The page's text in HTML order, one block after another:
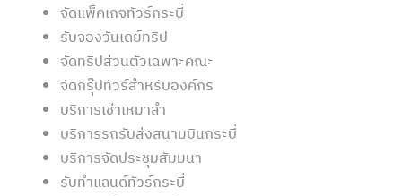
จัดแพ็คเกจทัวร์กระบี่
รับจองวันเดย์ทริป
จัดทริปส่วนตัวเฉพาะคณะ
จัดกรุ๊ปทัวร์สำหรับองค์กร
บริการเช่าเหมาลำ
บริการรถรับส่งสนามบินกระบี่
บริการจัดประชุมสัมมนา
รับทำแลนด์ทัวร์กระบี่